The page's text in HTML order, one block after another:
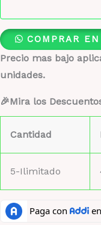
COMPRAR
Precio mas bajo
unidades.
🎉Mira los
Cantidad
5-Ilimitado